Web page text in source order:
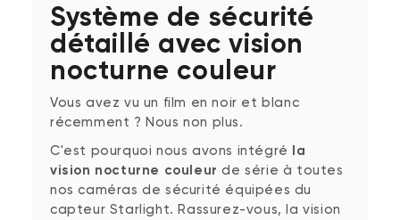
Système de sécurité
détaillé avec vision
nocturne couleur
Vous avez vu un film en noir et blanc
récemment ? Nous non plus.
C'est pourquoi nous avons intégré la
vision nocturne couleur de série à toutes
nos caméras de sécurité équipées du
capteur Starlight. Rassurez-vous, la vision